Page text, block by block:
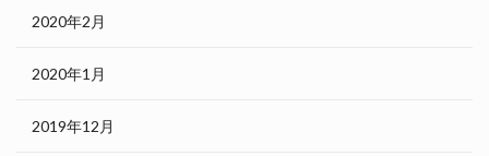
2020年2月
2020年1月
2019年12月